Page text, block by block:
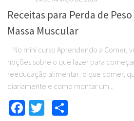
Receitas para Perda de
Massa Muscular
No mini curso Aprendendo a Comer,
noções sobre o que fazer para
reeducação alimentar: o que comer,
diariamente e como montar um...
Facebook
Twitter